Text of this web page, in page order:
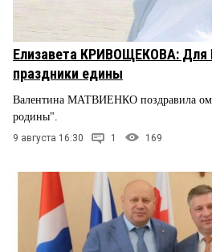
Елизавета КРИВОЩЕКОВА: Для
праздники едины
Валентина МАТВИЕНКО поздравила
родины".
9 августа 16:30 1 169